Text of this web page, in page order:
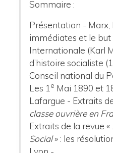
Sommaire :
Présentation - Marx,
immédiates et le
Internationale (Karl
d’histoire socialiste
Conseil national du
Les 1 e Mai 1890 et
Lafargue - Extraits
classe ouvrière en
Extraits de la revue «
Social» : les